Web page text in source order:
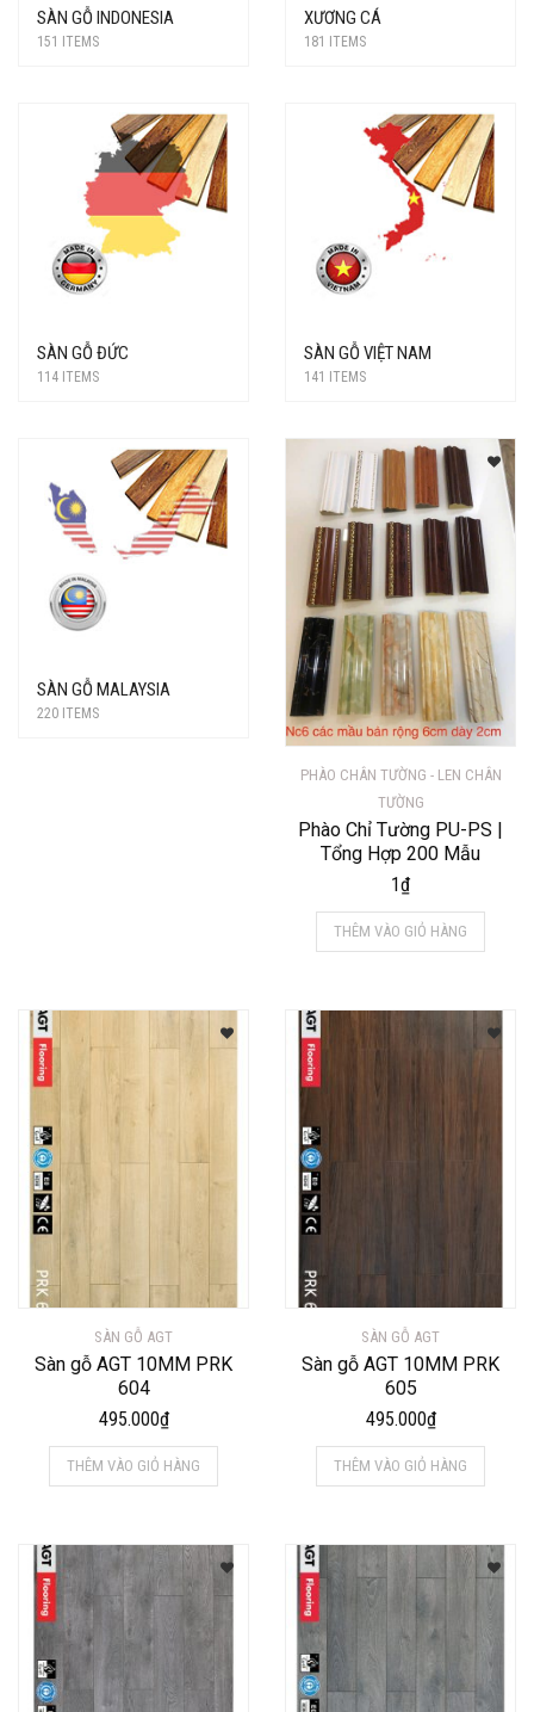
SÀN GỖ INDONESIA
151 ITEMS
XƯƠNG CÁ
181 ITEMS
SÀN GỖ ĐỨC
114 ITEMS
SÀN GỖ VIỆT NAM
141 ITEMS
SÀN GỖ MALAYSIA
220 ITEMS
PHÀO CHÂN TƯỜNG - LEN CHÂN
TƯỜNG
Phào Chỉ Tường PU-PS |
Tổng Hợp 200 Mẫu
1₫
THÊM VÀO GIỎ HÀNG
SÀN GỖ AGT
Sàn gỗ AGT 10MM PRK
604
495.000₫
THÊM VÀO GIỎ HÀNG
SÀN GỖ AGT
Sàn gỗ AGT 10MM PRK
605
495.000₫
THÊM VÀO GIỎ HÀNG